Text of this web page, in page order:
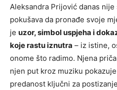
Aleksandra Prijović danas
pokušava da pronađe svoje
je uzor, simbol uspjeha i
koje rastu iznutra – iz istine,
onome što radimo. Njena
njen put kroz muziku
predanost ključni za